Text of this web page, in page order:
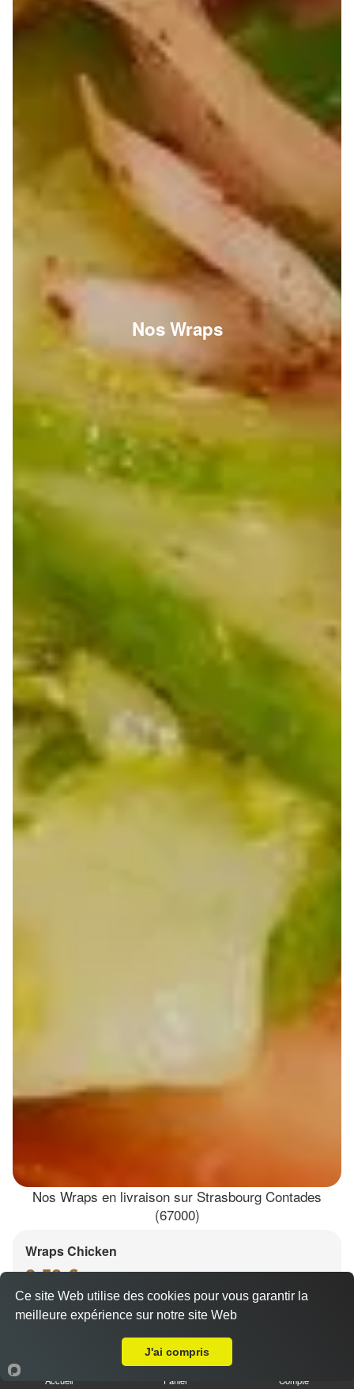
Nos Wraps
Nos Wraps en livraison sur Strasbourg Contades
(67000)
Wraps Chicken
8.50 €
Accueil Panier Compte
Ce site Web utilise des cookies pour vous garantir la
meilleure expérience sur notre site Web
J'ai compris